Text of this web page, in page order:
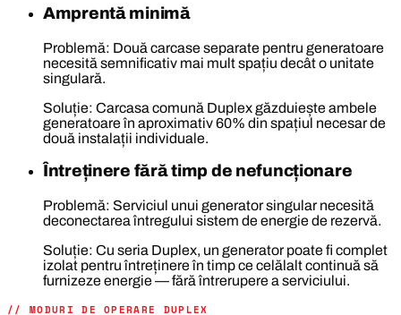
Amprentă minimă
Problemă: Două carcase separate pentru generatoare
necesită semnificativ mai mult spațiu decât o unitate
singulară.
Soluție: Carcasa comună Duplex găzduiește ambele
generatoare în aproximativ 60% din spațiul necesar de
două instalații individuale.
Întreținere fără timp de nefuncționare
Problemă: Serviciul unui generator singular necesită
deconectarea întregului sistem de energie de rezervă.
Soluție: Cu seria Duplex, un generator poate fi complet
izolat pentru întreținere în timp ce celălalt continuă să
furnizeze energie — fără întrerupere a serviciului.
// MODURI DE OPERARE DUPLEX